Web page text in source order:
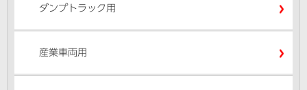
ダンプトラック用
産業車両用